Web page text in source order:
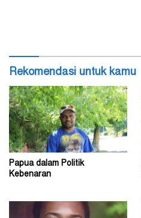
Rekomendasi untuk kamu
Papua dalam Politik
Kebenaran